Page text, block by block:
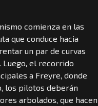
comienza en las
que conduce hacia
un par de curvas
Luego, el recorrido
a Freyre, donde
los pilotos deberán
arbolados, que hacen